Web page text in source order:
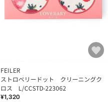
FEILER
ストロベリードット クリーニングク
ロス L/CCSTD-223062
¥1,320